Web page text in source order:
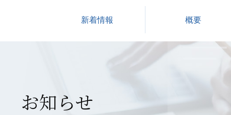
新着情報 概要
お知らせ